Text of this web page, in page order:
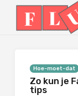
Hoe-moet-dat
Zo kun je
tips